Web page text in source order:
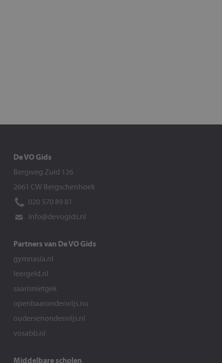
De VO Gids
Bergweg Zuid 126
2661 CW Bergschenhoek
020 570 89 81
info@devogids.nl
Partners van De VO Gids
gymnasia.nl
leergeld.nl
saarisnietgek
openbaaronderwijs.nu
oudersenonderwijs.nl
vosabb.nl
Middelbare scholen